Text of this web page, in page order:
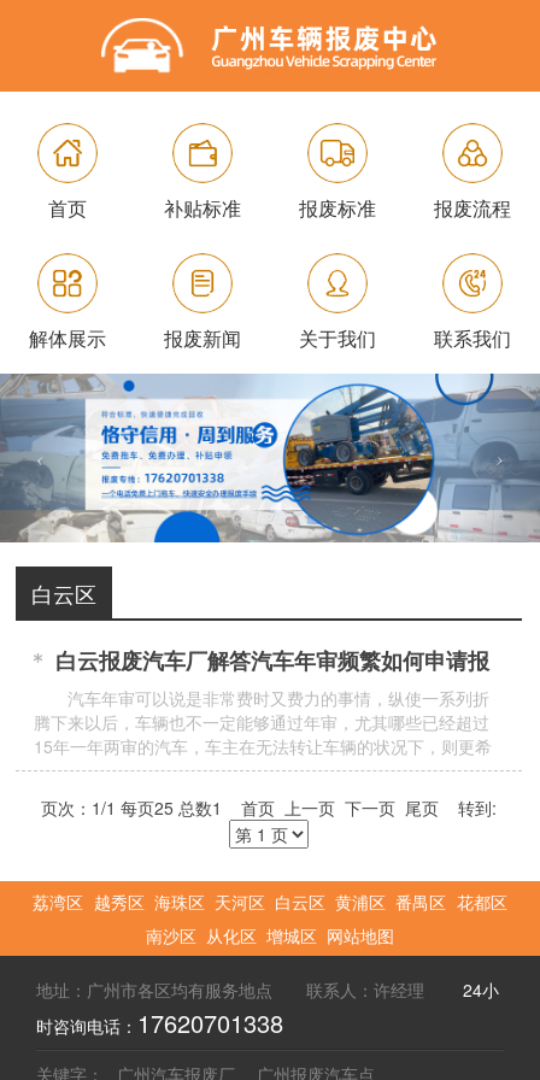
首页 补贴标准 报废标准 报废流程
解体展示 报废新闻 关于我们 联系我们
白云区
白云报废汽车厂解答汽车年审频繁如何申请报
废
汽车年审可以说是非常费时又费力的事情，纵使一系列折
腾下来以后，车辆也不一定能够通过年审，尤其哪些已经超过
15年一年两审的汽车，车主在无法转让车辆的状况下，则更希
望自己的
页次：1/1 每页25 总数1 首页 上一页 下一页 尾页 转到:
荔湾区 越秀区 海珠区 天河区 白云区 黄浦区 番禺区 花都区
南沙区 从化区 增城区 网站地图
地址：广州市各区均有服务地点 联系人：许经理
24小
时咨询电话： 17620701338
关键字： 广州汽车报废厂 广州报废汽车点